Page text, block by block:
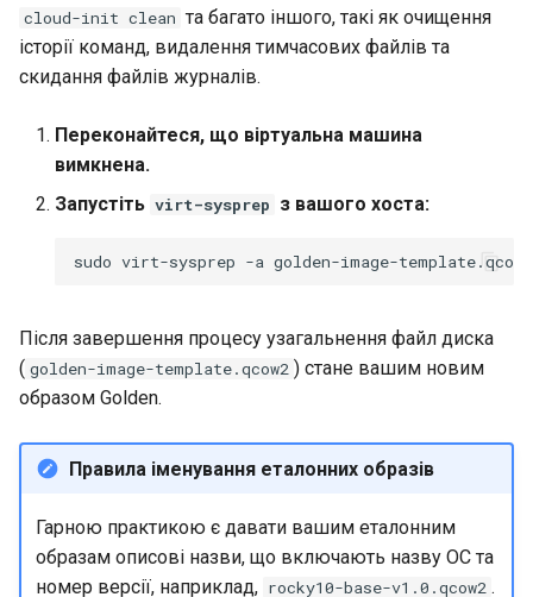
cloud-init clean та багато іншого, такі як очищення
історії команд, видалення тимчасових файлів та
скидання файлів журналів.
Переконайтеся, що віртуальна машина
вимкнена.
Запустіть virt-sysprep з вашого хоста:
sudo virt-sysprep -a
Після завершення процесу узагальнення файл диска
( golden-image-template.qcow2 ) стане вашим новим
образом Golden.
Правила іменування еталонних образів
Гарною практикою є давати вашим еталонним
образам описові назви, що включають назву ОС та
номер версії, наприклад, rocky10-base-v1.0.qcow2 .